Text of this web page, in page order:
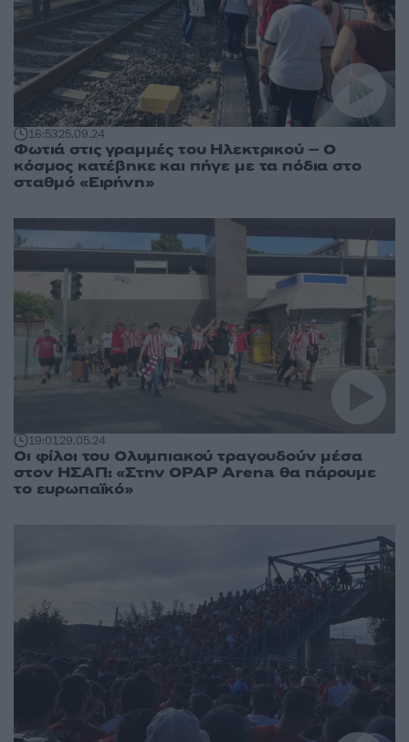
16:5325.09.24
Φωτιά στις γραμμές του Ηλεκτρικού – Ο
κόσμος κατέβηκε και πήγε με τα πόδια στο
σταθμό «Ειρήνη»
19:0129.05.24
Οι φίλοι του Ολυμπιακού τραγουδούν μέσα
στον ΗΣΑΠ: «Στην OPAP Arena θα πάρουμε
το ευρωπαϊκό»